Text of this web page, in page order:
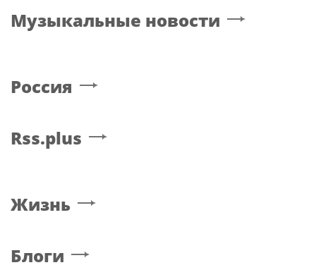
Музыкальные новости
Россия
Rss.plus
Жизнь
Блоги